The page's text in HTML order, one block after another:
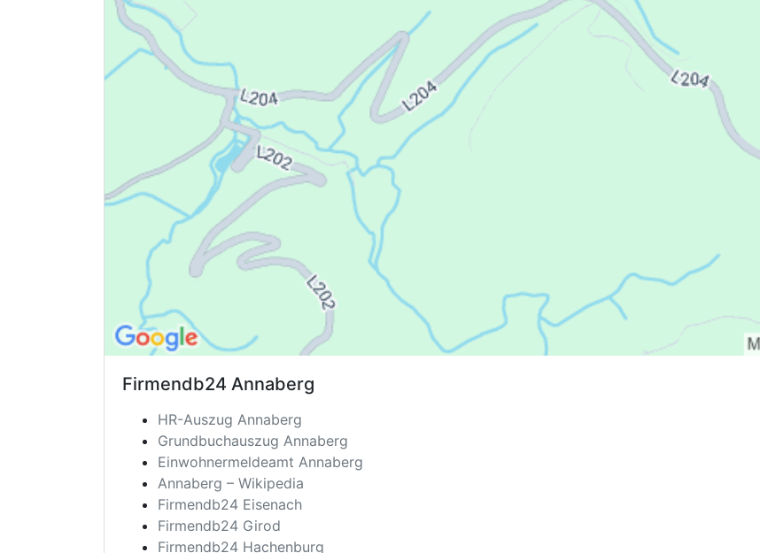
Firmendb24 Annaberg
HR-Auszug Annaberg
Grundbuchauszug Annaberg
Einwohnermeldeamt Annaberg
Annaberg – Wikipedia
Firmendb24 Eisenach
Firmendb24 Girod
Firmendb24 Hachenburg